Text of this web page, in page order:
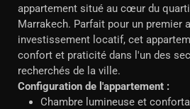
appartement situé au cœur du
Marrakech. Parfait pour un premier
investissement locatif, cet
confort et praticité dans l'un des
recherchés de la ville.
Configuration de l'appartement :
Chambre lumineuse et